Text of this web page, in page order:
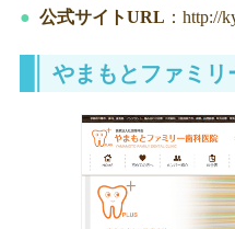
公式サイトURL ：http://
やまもとファミリ